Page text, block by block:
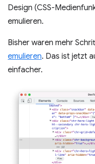
Design (CSS-
emulieren.
Bisher waren mehr
emulieren. Das ist jetzt
einfacher.